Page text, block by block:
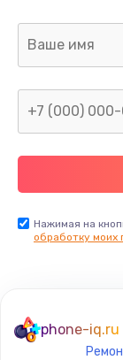
Нажимая на
обработку моих
phone-iq.ru